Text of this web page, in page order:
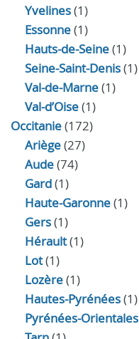
Yvelines(1)
Essonne(1)
Hauts-de-Seine(1)
Seine-Saint-Denis(1)
Val-de-Marne(1)
Val-d’Oise(1)
Occitanie(172)
Ariège(27)
Aude(74)
Gard(1)
Haute-Garonne(1)
Gers(1)
Hérault(1)
Lot(1)
Lozère(1)
Hautes-Pyrénées(1)
Pyrénées-Orientales